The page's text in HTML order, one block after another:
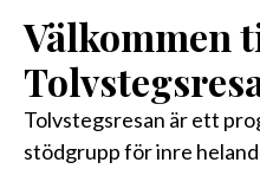
Välkommen
Tolvstegsresan är ett
stödgrupp för inre